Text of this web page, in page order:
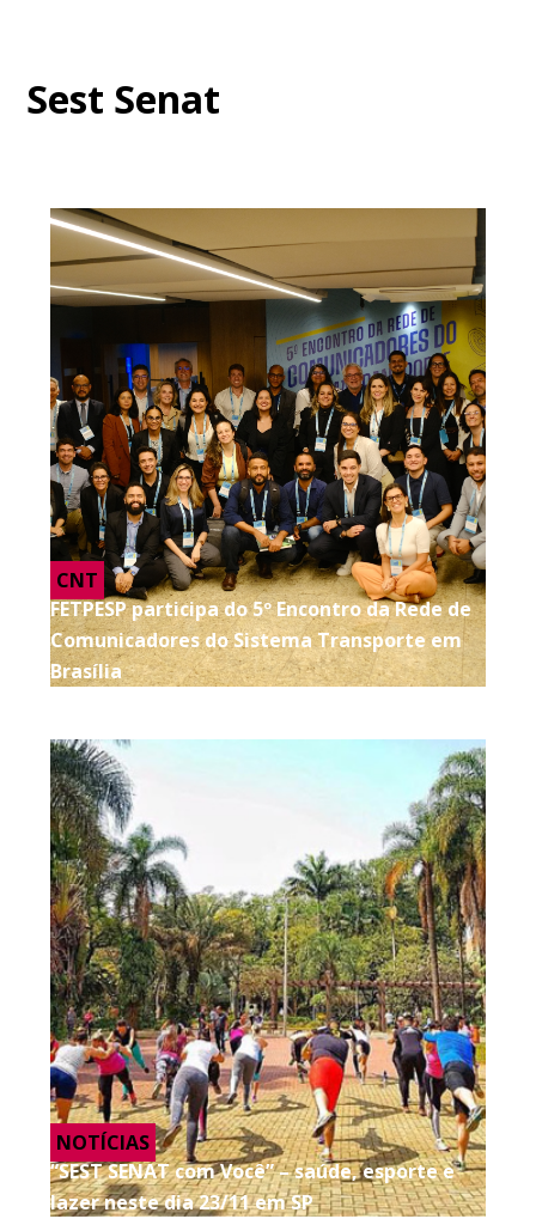
Sest Senat
CNT
FETPESP participa do 5º Encontro da Rede de
Comunicadores do Sistema Transporte em
Brasília
NOTÍCIAS
“SEST SENAT com Você” – saúde, esporte e
lazer neste dia 23/11 em SP